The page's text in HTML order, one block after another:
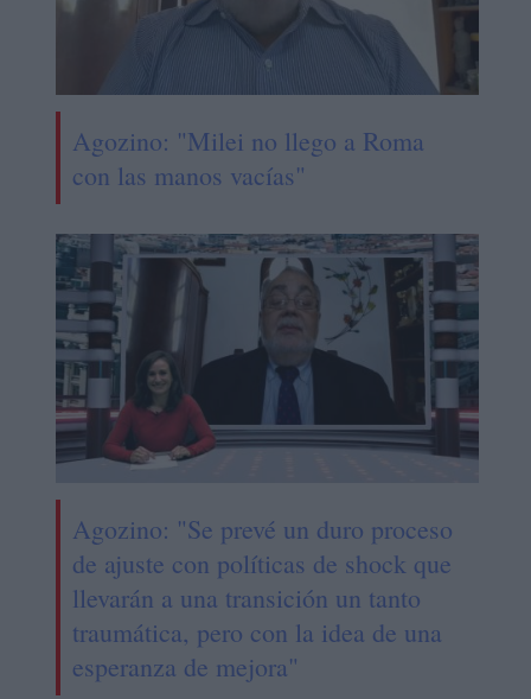
Agozino: "Milei no llego a Roma
con las manos vacías"
Agozino: "Se prevé un duro proceso
de ajuste con políticas de shock que
llevarán a una transición un tanto
traumática, pero con la idea de una
esperanza de mejora"